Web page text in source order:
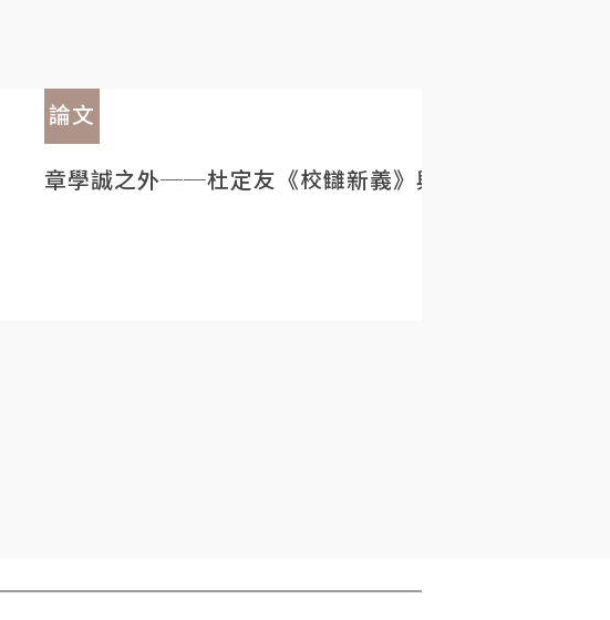
論文
章學誠之外──杜定友《校讎新義》與民初目錄學的重